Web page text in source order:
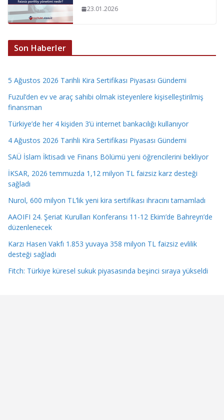
23.01.2026
Son Haberler
5 Ağustos 2026 Tarihli Kira Sertifikası Piyasası Gündemi
Fuzul’den ev ve araç sahibi olmak isteyenlere kişiselleştirilmiş
finansman
Türkiye’de her 4 kişiden 3’ü internet bankacılığı kullanıyor
4 Ağustos 2026 Tarihli Kira Sertifikası Piyasası Gündemi
SAÜ İslam İktisadı ve Finans Bölümü yeni öğrencilerini bekliyor
İKSAR, 2026 temmuzda 1,12 milyon TL faizsiz karz desteği
sağladı
Nurol, 600 milyon TL’lik yeni kira sertifikası ihracını tamamladı
AAOIFI 24. Şeriat Kurulları Konferansı 11-12 Ekim’de Bahreyn’de
düzenlenecek
Karzı Hasen Vakfı 1.853 yuvaya 358 milyon TL faizsiz evlilik
desteği sağladı
Fitch: Türkiye küresel sukuk piyasasında beşinci sıraya yükseldi